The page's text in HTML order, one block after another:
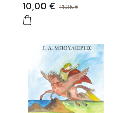
10,00 € 11,35€